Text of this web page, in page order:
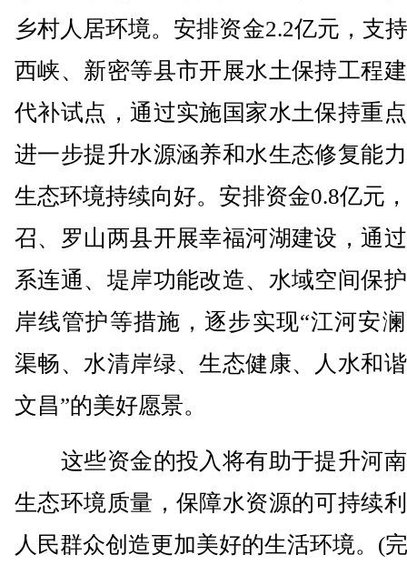
乡村人居环境。安排资金2.2亿元，支
西峡、新密等县市开展水土保持工程
代补试点，通过实施国家水土保持重
进一步提升水源涵养和水生态修复能
生态环境持续向好。安排资金0.8亿元
召、罗山两县开展幸福河湖建设，通
系连通、堤岸功能改造、水域空间保
岸线管护等措施，逐步实现“江河安
渠畅、水清岸绿、生态健康、人水和
文昌”的美好愿景。
这些资金的投入将有助于提升河
生态环境质量，保障水资源的可持续
人民群众创造更加美好的生活环境。(